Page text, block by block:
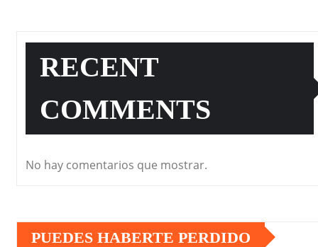
RECENT
COMMENTS
No hay comentarios que mostrar.
PUEDES HABERTE PERDIDO